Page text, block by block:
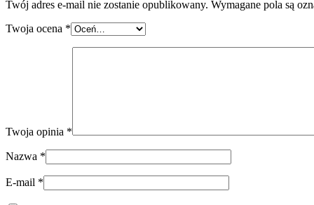
Twój adres e-mail nie zostanie opublikowany. Wymagane pola są
Twoja ocena *
Twoja opinia *
Nazwa *
E-mail *